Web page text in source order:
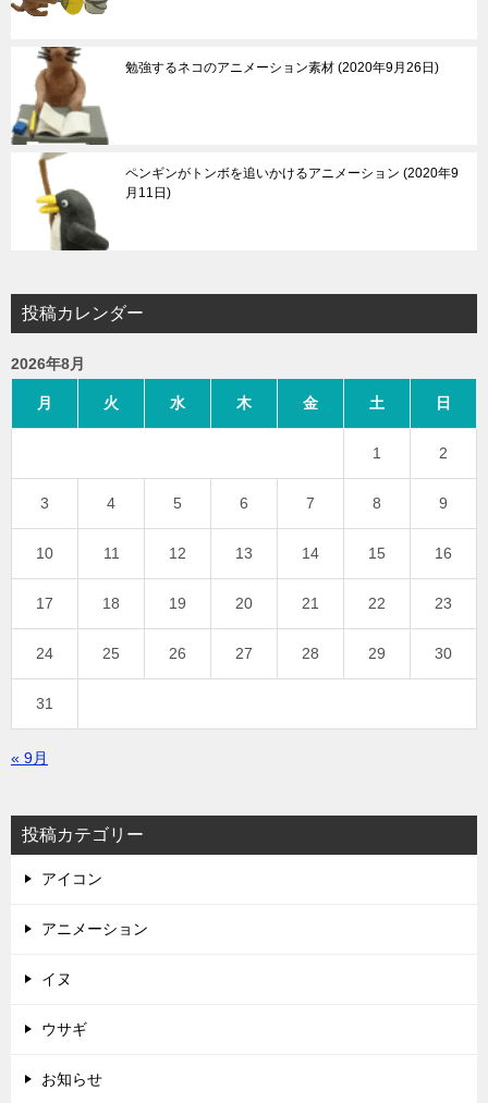
勉強するネコのアニメーション素材 2020年9月26日
ペンギンがトンボを追いかけるアニメーション 2020年9
月11日
投稿カレンダー
2026年8月
月 火 水 木 金 土 日
1 2
3 4 5 6 7 8 9
10 11 12 13 14 15 16
17 18 19 20 21 22 23
24 25 26 27 28 29 30
31
« 9月
投稿カテゴリー
アイコン
アニメーション
イヌ
ウサギ
お知らせ